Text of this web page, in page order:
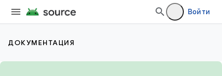
Войти
ДОКУМЕНТАЦИЯ